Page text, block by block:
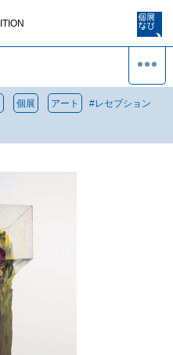
個展 アート #レセプション